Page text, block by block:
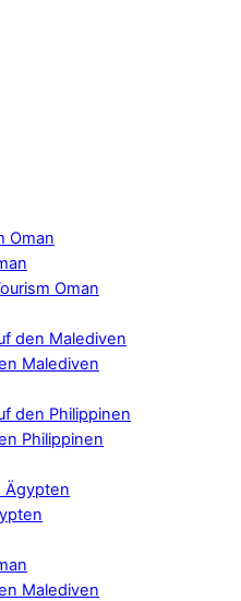
Oman
Oman
den Malediven
Malediven
den Philippinen
Philippinen
Ägypten
Malediven